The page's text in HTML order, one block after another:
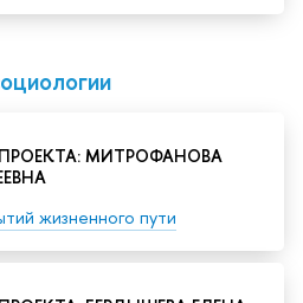
МИТРОФАНОВА
жизненного пути